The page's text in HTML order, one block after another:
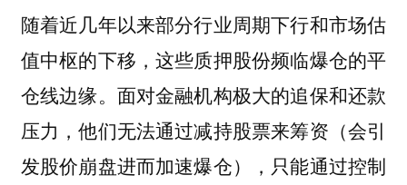
随着近几年以来部分行业周期下行和市场估
值中枢的下移，这些质押股份频临爆仓的平
仓线边缘。面对金融机构极大的追保和还款
压力，他们无法通过减持股票来筹资（会引
发股价崩盘进而加速爆仓），只能通过控制